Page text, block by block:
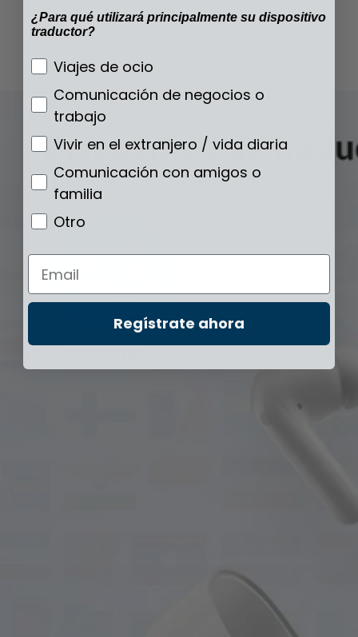
¿Para qué utilizará principalmente su dispositivo
traductor?
¿Para qué utilizará principalmente su
Viajes de ocio
Comunicación de negocios o
trabajo
Vivir en el extranjero / vida diaria
Comunicación con amigos o
familia
Otro
Email
Regístrate ahora